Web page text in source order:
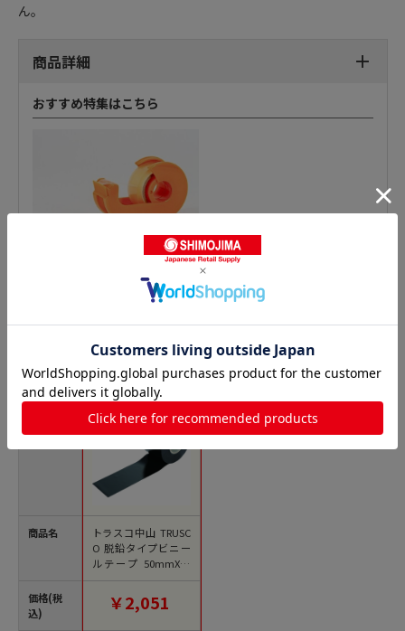
ん。
商品詳細
おすすめ特集はこちら
ビニールテープの人気商品との比較
商品名
価格(税
込)
トラスコ中山 TRUSC
O 脱鉛タイプビニー
ルテープ 50mmX20
m 4巻入り 黒（ご注
送品】￥2,051